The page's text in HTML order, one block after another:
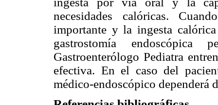
necesidades calóricas.
importante y la ingesta
gastrostomía endoscópica
Gastroenterólogo Pediatra
efectiva. En el caso del
médico-endoscópico dependerá